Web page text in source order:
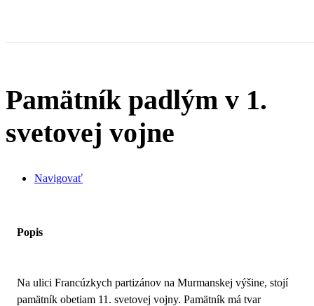
Pamätník padlým v 1.
svetovej vojne
Navigovať
Popis
Na ulici Francúzkych partizánov na Murmanskej výšine, stojí
pamätník obetiam 11. svetovej vojny. Pamätník má tvar